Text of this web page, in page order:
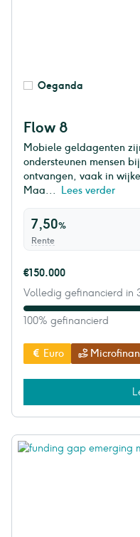
Oeganda
Flow 8
Mobiele geldagenten
ondersteunen mensen
ontvangen, vaak in
Maa...
Lees verder
7,50%
Rente
€150.000
Volledig gefinancierd in
100% gefinancierd
Euro